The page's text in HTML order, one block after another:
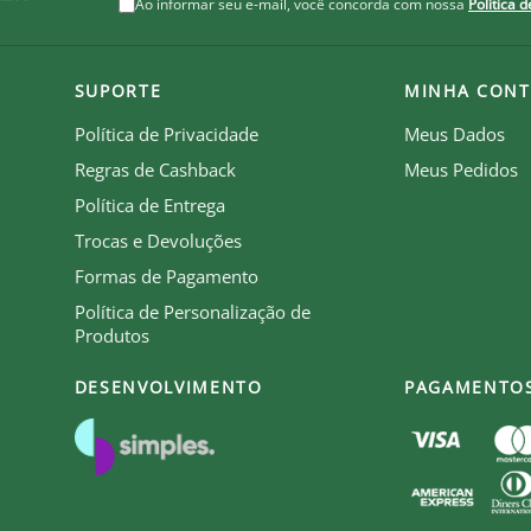
SUPORTE
Política de Privacidade
Regras de Cashback
Política de Entrega
Trocas e Devoluções
Formas de Pagamento
Política de Personalização de
Produtos
MINHA
Meus Dados
Meus Pedidos
DESENVOLVIMENTO